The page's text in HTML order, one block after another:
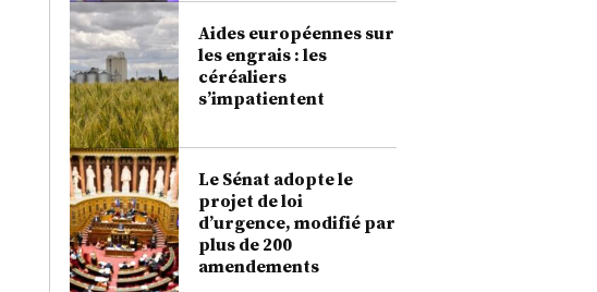
Aides européennes sur
les engrais : les
céréaliers
s’impatientent
Le Sénat adopte le
projet de loi
d’urgence, modifié par
plus de 200
amendements